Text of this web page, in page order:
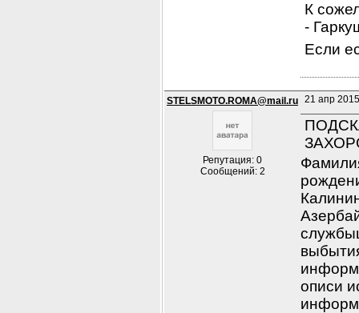
К
-
Если
STELSMOTO.ROMA@mail.ru
Репутация: 0
Сообщений: 2
21 апр
описи